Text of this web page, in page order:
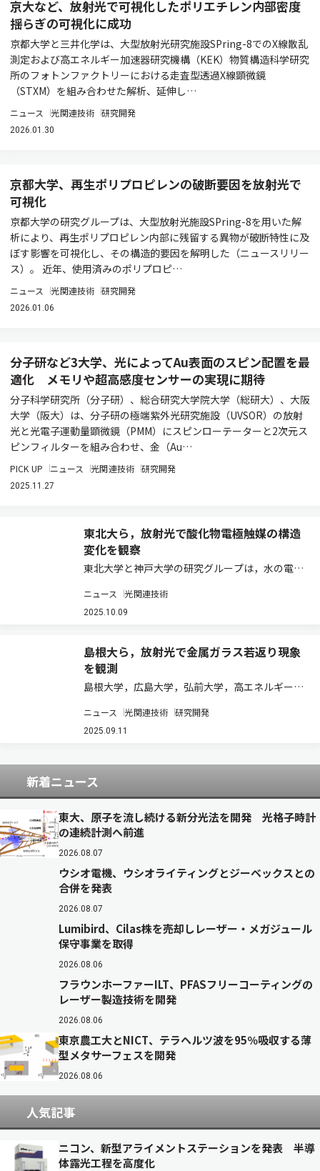
京大など、放射光で可視化したポリエチレン内部密度
揺らぎの可視化に成功
京都大学と三井化学は、大型放射光研究施設SPring-8でのX線散乱
測定および高エネルギー加速器研究機構（KEK）物質構造科学研究
所のフォトンファクトリーにおける走査型透過X線顕微鏡
（STXM）を組み合わせた解析、延伸し…
ニュース 光関連技術 研究開発
2026.01.30
京都大学、再生ポリプロピレンの破断要因を放射光で
可視化
京都大学の研究グループは、大型放射光施設SPring-8を用いた解
析により、再生ポリプロピレン内部に残留する異物が破断特性に及
ぼす影響を可視化し、その構造的要因を解明した（ニュースリリー
ス）。 近年、使用済みのポリプロピ…
ニュース 光関連技術 研究開発
2026.01.06
分子研など3大学、光によってAu表面のスピン配置を最
適化 メモリや超高感度センサーの実現に期待
分子科学研究所（分子研）、総合研究大学院大学（総研大）、大阪
大学（阪大）は、分子研の極端紫外光研究施設（UVSOR）の放射
光と光電子運動量顕微鏡（PMM）にスピンローテーターと2次元ス
ピンフィルターを組み合わせ、金（Au…
PICK UP ニュース 光関連技術 研究開発
2025.11.27
東北大ら，放射光で酸化物電極触媒の構造
変化を観察
東北大学と神戸大学の研究グループは，水の電気
時間とともに変化していく様子を，放射光を用い
た界面構造解析で明らかにした（ニュースリリー
ニュース 光関連技術
2025.10.09
島根大ら，放射光で金属ガラス若返り現象
を観測
島根大学，広島大学，弘前大学，高エネルギー加
素温度と室温の間を繰り返して上下させる「極低
温若返り効果」を起こすことで電子状態が変化す
（…
ニュース 光関連技術 研究開発
2025.09.11
新着ニュース
東大、原子を流し続ける新分光法を開発 光格子時計
の連続計測へ前進
2026.08.07
ウシオ電機、ウシオライティングとジーベックスとの
合併を発表
2026.08.07
Lumibird、Cilas株を売却しレーザー・メガジュール
保守事業を取得
2026.08.06
フラウンホーファーILT、PFASフリーコーティングの
レーザー製造技術を開発
2026.08.06
東京農工大とNICT、テラヘルツ波を95％吸収する薄
型メタサーフェスを開発
2026.08.06
人気記事
ニコン、新型アライメントステーションを発表 半導
体露光工程を高度化